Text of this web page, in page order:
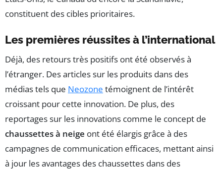
constituent des cibles prioritaires.
Les premières réussites à l’international
Déjà, des retours très positifs ont été observés à
l’étranger. Des articles sur les produits dans des
médias tels que Neozone témoignent de l’intérêt
croissant pour cette innovation. De plus, des
reportages sur les innovations comme le concept de
chaussettes à neige ont été élargis grâce à des
campagnes de communication efficaces, mettant ainsi
à jour les avantages des chaussettes dans des